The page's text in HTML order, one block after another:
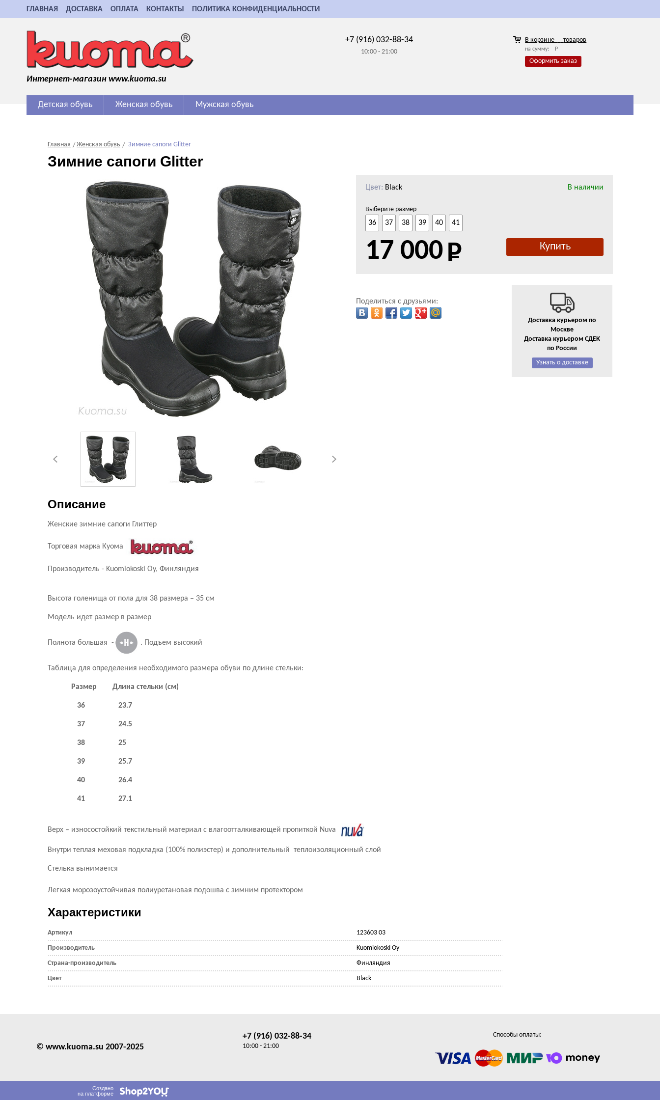
ГЛАВНАЯ ДОСТАВКА ОПЛАТА КОНТАКТЫ ПОЛИТИКА КОНФИДЕНЦИАЛЬНОСТИ
Интернет-магазин www.kuoma.su
+7 (916) 032-88-34
10:00 - 21:00
В корзине товаров
на сумму: Р
Оформить заказ
Детская обувь Женская обувь Мужская обувь
Главная Женская обувь Зимние сапоги Glitter
Зимние сапоги Glitter
Цвет: Black В наличии
Выберите размер
36 37 38 39 40 41
17 000
Поделиться с друзьями:
Описание
Женские зимние сапоги Глиттер
Торговая марка Куома
Производитель - Kuomiokoski Oy, Финляндия
Высота голенища от пола для 38 размера – 35 см
Модель идет размер в размер
Полнота большая - . Подъем высокий
Таблица для определения необходимого размера обуви по длине стельки:
Размер Длина стельки (см)
36 23.7
37 24.5
38 25
39 25.7
40 26.4
41 27.1
Верх – износостойкий текстильный материал с влагоотталкивающей пропиткой Nuva
Внутри теплая меховая подкладка (100% полиэстер) и дополнительный теплоизоляционный слой
Стелька вынимается
Легкая морозоустойчивая полиуретановая подошва с зимним протектором
Характеристики
Артикул 123603 03
Производитель Kuomiokoski Oy
Страна-производитель Финляндия
Цвет Black
Доставка курьером по
Москве
Доставка курьером СДЕК
по России
Узнать о доставке
© www.kuoma.su 2007-2025
+7 (916) 032-88-34
10:00 - 21:00
Способы оплаты:
Создано
на платформе